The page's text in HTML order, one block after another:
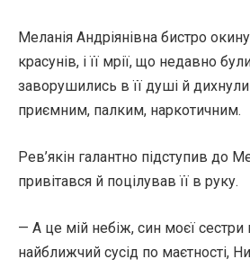
Меланія Андріянівна бистро
красунів, і її мрії, що недавно
заворушились в її душі й
приємним, палким, наркотичним.
Рев’якін галантно підступив до
привітався й поцілував її в руку.
— А це мій небіж, син моєї сестри
найближчий сусід по маєтності,